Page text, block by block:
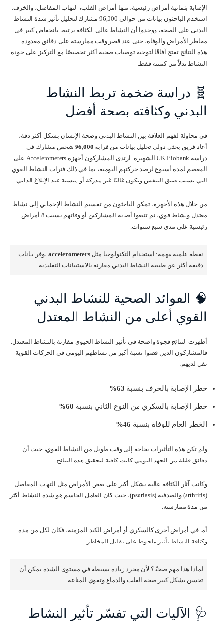
الإصابة بثمانية أمراض رئيسية، منها أمراض القلب، التهاب المفاصل، والخرف.
استخدم الباحثون بيانات من حوالي 96,000 مشارك لتحليل تأثير شدة النشاط
البدني على الصحة، ووجدوا أن النشاط عالي الكثافة يرتبط بانخفاض كبير في
مخاطر الأمراض والوفاة، حتى عند قصر وقت ممارسته على دقائق معدودة.
هذه النتائج تفتح آفاقًا لتوجيه توصيات صحية أكثر تخصيصًا مع التركيز على جودة
النشاط بدلاً من كميته فقط.
🧬 دراسة ضخمة تربط النشاط
البدني وكثافته بصحة أفضل
في محاولة لفهم العلاقة بين النشاط البدني وصحة الإنسان بشكل أكثر دقة،
أعاد فريق بحثي دولي تحليل بيانات من قرابة 96,000 شخص مشارك في
دراسة UK Biobank الشهيرة. ارتدى المشاركون أجهزة Accelerometers على
المعصم لمدة أسبوع لرصد حركتهم اليومية، بما في ذلك فترات النشاط القوي
التي تسبب ضيق التنفس وتكون غالبًا غير مدركة أو منسية عند الإبلاغ الذاتي.
من خلال هذه الأجهزة، تمكن الباحثون من تقسيم النشاط الإجمالي إلى نشاط
معتدل ونشاط قوي، ثم تتبعوا أصابة المشاركين أو وفاتهم بسبب 8 أمراض
رئيسية على مدى سبع سنوات.
نقطة علمية مهمة: استخدام التكنولوجيا مثل accelerometers يوفر بيانات
دقيقة أكثر عن طبيعة النشاط البدني مقارنة بالاستبيانات التقليدية.
🧠 الفوائد الصحية للنشاط البدني
القوي أعلى من النشاط المعتدل
أظهرت النتائج فجوة واضحة في تأثير النشاط الحيوي مقارنة بالنشاط المعتدل.
فالمشاركون الذين قضوا نسبة أكبر من نشاطهم اليومي في الحركات القوية
تقل لديهم:
خطر الإصابة بالخرف بنسبة 63%
خطر الإصابة بالسكري من النوع الثاني بنسبة 60%
الخطر العام للوفاة بنسبة 46%
ولم تكن هذه التأثيرات بحاجة إلى وقت طويل من النشاط القوي، حيث أن
دقائق قليلة من الجهد اليومي كانت كافية لتحقيق هذه النتائج.
وكانت آثار الكثافة عالية بشكل أكبر على بعض الأمراض مثل التهاب المفاصل
(arthritis) والصدفية (psoriasis)، حيث كان العامل الحاسم هو شدة النشاط أكثر
من مدة ممارسته.
أما في أمراض أخرى كالسكري أو أمراض الكبد المزمنة، فكان لكل من مدة
وكثافة النشاط تأثير ملحوظ على تقليل المخاطر.
لماذا هذا مهم صحيًا؟ لأن مجرد زيادة بسيطة في مستوى الشدة يمكن أن
تحسن بشكل كبير صحة القلب والدماغ وتقوي المناعة.
🩺 الآليات التي تفسّر تأثير النشاط